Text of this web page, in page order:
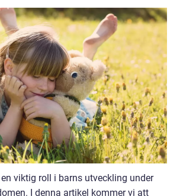
viktig roll i barns utveckling under
I denna artikel kommer vi att